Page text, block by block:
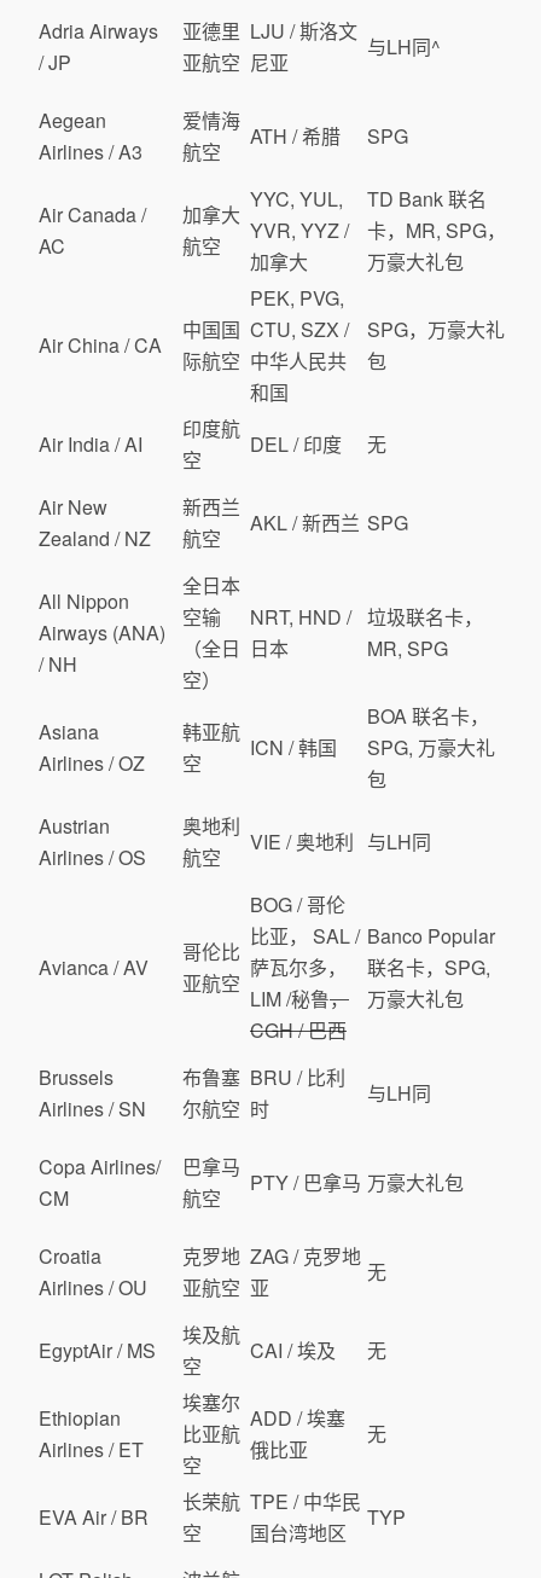
Adria Airways
/ JP
亚德里
亚航空
LJU / 斯洛文
尼亚
与LH同^
Aegean
Airlines / A3
爱情海
航空
ATH / 希腊 SPG
Air Canada /
AC
加拿大
航空
YYC, YUL,
YVR, YYZ /
加拿大
TD Bank 联名
卡，MR, SPG，
万豪大礼包
Air China / CA
中国国
际航空
PEK, PVG,
CTU, SZX /
中华人民共
和国
SPG，万豪大礼
包
Air India / AI
印度航
空
DEL / 印度 无
Air New
Zealand / NZ
新西兰
航空
AKL / 新西兰 SPG
All Nippon
Airways (ANA)
/ NH
全日本
空输
（全日
空）
NRT, HND /
日本
垃圾联名卡，
MR, SPG
Asiana
Airlines / OZ
韩亚航
空
ICN / 韩国
BOA 联名卡，
SPG, 万豪大礼
包
Austrian
Airlines / OS
奥地利
航空
VIE / 奥地利 与LH同
Avianca / AV
哥伦比
亚航空
BOG / 哥伦
比亚， SAL /
萨瓦尔多，
LIM /秘鲁，
CGH / 巴西
Banco Popular
联名卡，SPG,
万豪大礼包
Brussels
Airlines / SN
布鲁塞
尔航空
BRU / 比利
时
与LH同
Copa Airlines/
CM
巴拿马
航空
PTY / 巴拿马 万豪大礼包
Croatia
Airlines / OU
克罗地
亚航空
ZAG / 克罗地
亚
无
EgyptAir / MS
埃及航
空
CAI / 埃及 无
Ethiopian
Airlines / ET
埃塞尔
比亚航
空
ADD / 埃塞
俄比亚
无
EVA Air / BR
长荣航
空
TPE / 中华民
国台湾地区
TYP